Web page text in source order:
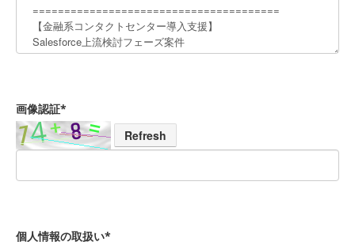
画像認証*
Refresh
個人情報の取扱い*